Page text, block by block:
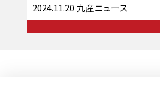
2024.11.20 九産ニュース